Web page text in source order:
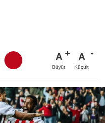
A
Büyüt
A
Küçült